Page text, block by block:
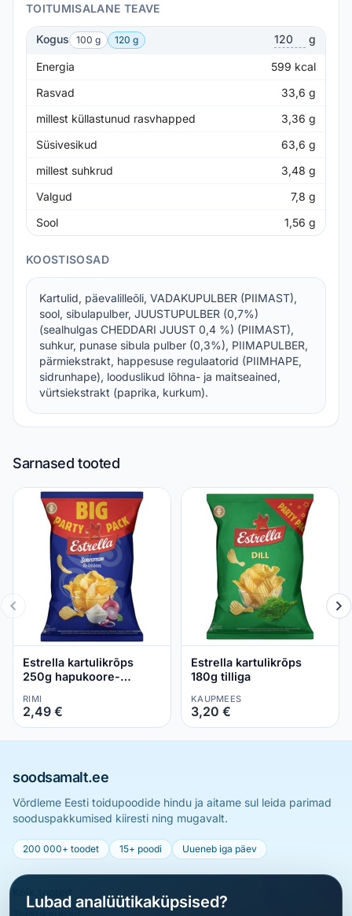
TOITUMISALANE TEAVE
Kogus 100 g 120 g g
Energia 599 kcal
Rasvad
33,6 g
millest küllastunud rasvhapped
3,36 g
Süsivesikud
63,6 g
millest suhkrud
3,48 g
Valgud
7,8 g
Sool
1,56 g
KOOSTISOSAD
Kartulid, päevalilleõli, VADAKUPULBER (PIIMAST),
sool, sibulapulber, JUUSTUPULBER (0,7%)
(sealhulgas CHEDDARI JUUST 0,4 %) (PIIMAST),
suhkur, punase sibula pulber (0,3%), PIIMAPULBER,
pärmiekstrakt, happesuse regulaatorid (PIIMHAPE,
sidrunhape), looduslikud lõhna- ja maitseained,
vürtsiekstrakt (paprika, kurkum).
Sarnased tooted
Estrella kartulikrõps
250g hapukoore-
RIMI
2,49 €
Estrella kartulikrõps
180g tilliga
KAUPMEES
3,20 €
soodsamalt.ee
Võrdleme Eesti toidupoodide hindu ja aitame sul leida parimad
sooduspakkumised kiiresti ning mugavalt.
200 000+ toodet 15+ poodi Uueneb iga päev
Lubad analüütikaküpsised?